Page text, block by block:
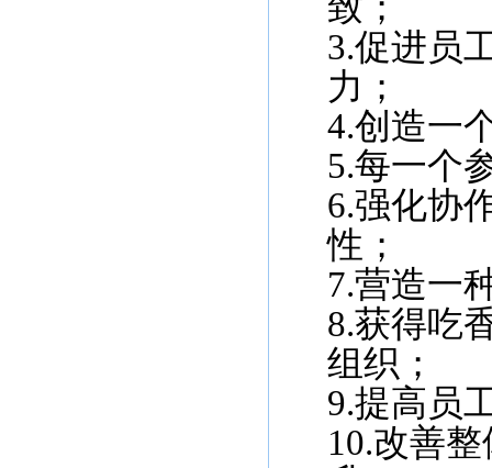
3.促进员
力；
4.创造一
5.每一个
6.强化协
性；
7.营造一
8.获得吃
组织；
9.提高员
10.改善